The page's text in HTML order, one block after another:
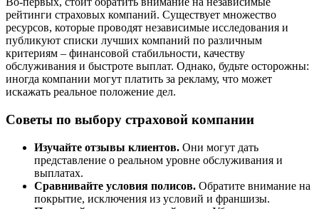
рейтинги страховых компаний. Существует множество
ресурсов, которые проводят независимые исследования и
публикуют списки лучших компаний по различным
критериям – финансовой стабильности, качеству
обслуживания и быстроте выплат. Однако, будьте осторожны:
иногда компании могут платить за рекламу, что может
искажать реальное положение дел.
Советы по выбору страховой компании
Изучайте отзывы клиентов. Они могут дать
представление о реальном уровне обслуживания и
выплатах.
Сравнивайте условия полисов. Обратите внимание на
покрытие, исключения из условий и франшизы.